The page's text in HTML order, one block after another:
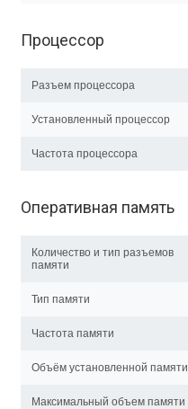
Процессор
Разъем процессора
Установленный процессор
Частота процессора
Оперативная память
Количество и тип разъемов
памяти
Тип памяти
Частота памяти
Объём установленной памяти
Максимальный объем памяти